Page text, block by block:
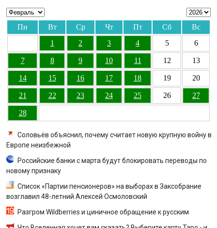
Пн Вт Ср Чт Пт Сб
Вс
1
2 3 4 5 6
7 8 9 10 11 12 13
14 15 16 17 18 19 20
21 22 23 24 25 26 27
28
Соловьёв объяснил, почему считает новую крупную войну в
Европе неизбежной
Российские банки с марта будут блокировать переводы по
новому признаку
Список «Партии пенсионеров» на выборах в Заксобрание
возглавил 48-летний Алексей Осмоловский
Разгром Wildberries и циничное обращение к русским